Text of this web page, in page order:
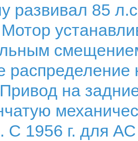
развивал 85
распределение
на
С 1956 г. для